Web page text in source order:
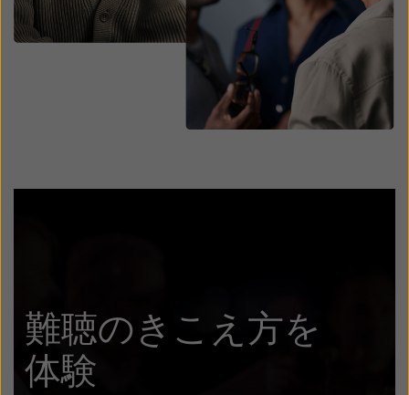
難聴のきこえ方を
体験